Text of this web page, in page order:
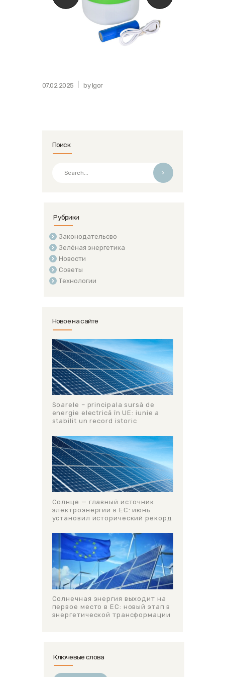
07.02.2025 by Igor
Поиск
>
Рубрики
Законодательсво
Зелёная энергетика
Новости
Советы
Технологии
Новое на сайте
Soarele – principala sursă de
energie electrică în UE: iunie a
stabilit un record istoric
Солнце — главный источник
электроэнергии в ЕС: июнь
установил исторический рекорд
Солнечная энергия выходит на
первое место в ЕС: новый этап в
энергетической трансформации
Ключевые слова